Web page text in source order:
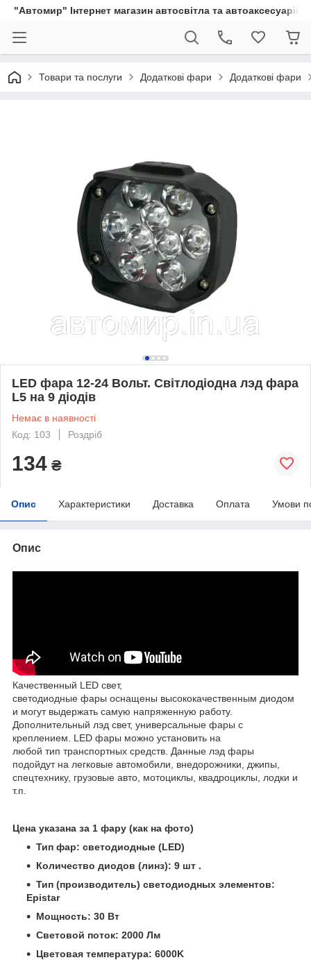
"Автомир" Інтернет магазин автосвітла та автоаксесуарів
Товари та послуги Додаткові фари Додаткові фари
LED фара 12-24 Вольт. Світлодіодна лэд фара
L5 на 9 діодів
Немає в наявності
Код: 103
Роздріб
134 ₴
Опис Характеристики Доставка Оплата Умови
Опис
Качественный LED свет,
светодиодные фары оснащены высококачественным диодом
и могут выдержать самую напряженную работу.
Дополнительный лэд свет, универсальные фары с
креплением. LED фары можно установить на
любой тип транспортных средств. Данные лэд фары
подойдут на легковые автомобили, внедорожники, джипы,
спецтехнику, грузовые авто, мотоциклы, квадроциклы, лодки и
т.п.
Цена указана за 1 фару (как на фото)
Тип фар: светодиодные (LED)
Количество диодов (линз): 9 шт .
Тип (производитель) светодиодных элементов:
Epistar
Мощность: 30 Вт
Световой поток: 2000 Лм
Цветовая температура: 6000K